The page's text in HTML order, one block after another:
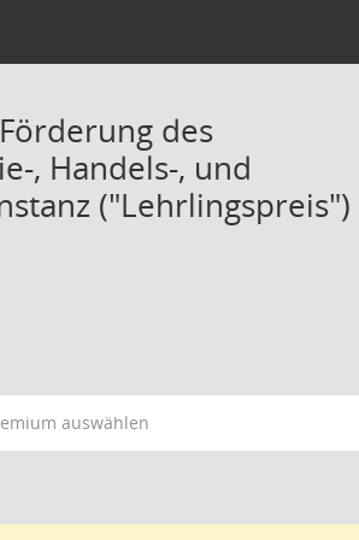
des
, Handels-, und
auswählen